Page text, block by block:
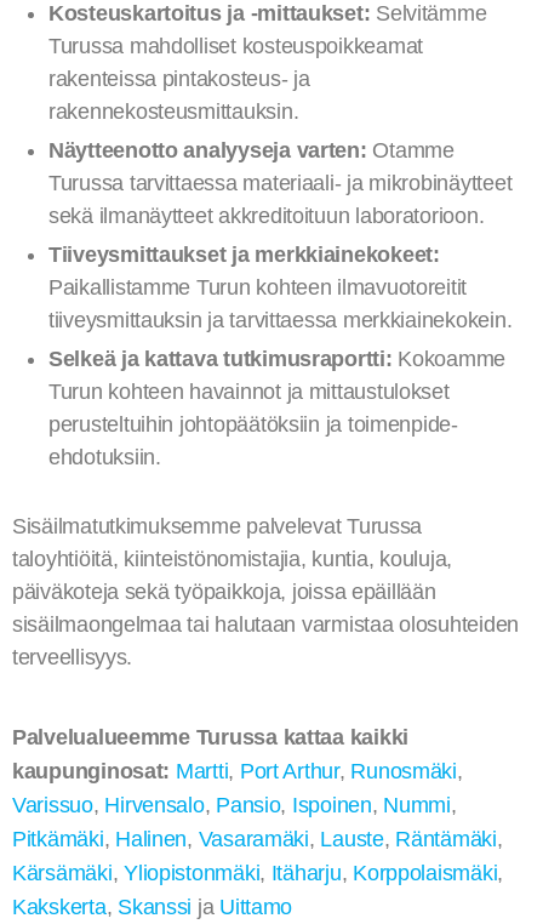
Kosteuskartoitus ja -mittaukset: Selvitämme
Turussa mahdolliset kosteuspoikkeamat
rakenteissa pintakosteus- ja
rakennekosteusmittauksin.
Näytteenotto analyyseja varten: Otamme
Turussa tarvittaessa materiaali- ja mikrobinäytteet
sekä ilmanäytteet akkreditoituun laboratorioon.
Tiiveysmittaukset ja merkkiainekokeet:
Paikallistamme Turun kohteen ilmavuotoreitit
tiiveysmittauksin ja tarvittaessa merkkiainekokein.
Selkeä ja kattava tutkimusraportti: Kokoamme
Turun kohteen havainnot ja mittaustulokset
perusteltuihin johtopäätöksiin ja toimenpide-
ehdotuksiin.
Sisäilmatutkimuksemme palvelevat Turussa
taloyhtiöitä, kiinteistönomistajia, kuntia, kouluja,
päiväkoteja sekä työpaikkoja, joissa epäillään
sisäilmaongelmaa tai halutaan varmistaa olosuhteiden
terveellisyys.
Palvelualueemme Turussa kattaa kaikki
kaupunginosat: Martti, Port Arthur, Runosmäki,
Varissuo, Hirvensalo, Pansio, Ispoinen, Nummi,
Pitkämäki, Halinen, Vasaramäki, Lauste, Räntämäki,
Kärsämäki,Yliopistonmäki, Itäharju, Korppolaismäki,
Kakskerta, Skanssi ja Uittamo